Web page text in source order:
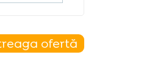
ofertă